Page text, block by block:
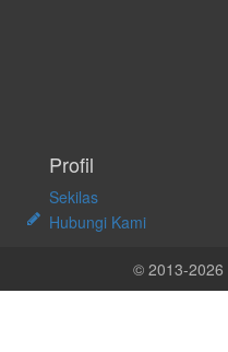
Profil
Sekilas
Hubungi Kami
© 2013-2026